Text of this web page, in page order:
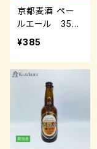
京都麦酒 ペー
ルエール 350
ml【黄桜】
¥385